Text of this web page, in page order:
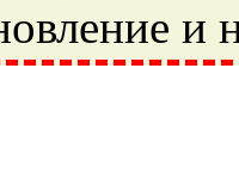
и
метизы, техника,